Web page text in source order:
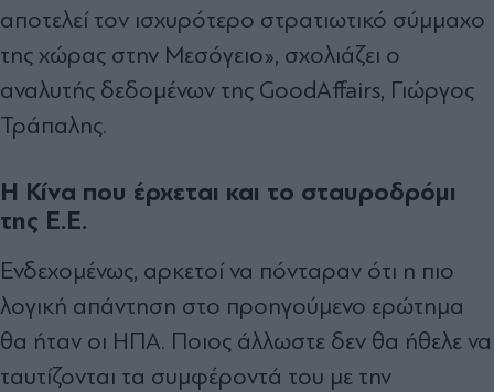
αποτελεί τον ισχυρότερο στρατιωτικό σύμμαχο
της χώρας στην Μεσόγειο», σχολιάζει ο
αναλυτής δεδομένων της GoodAffairs, Γιώργος
Τράπαλης.
Η Κίνα που έρχεται και το σταυροδρόμι
της Ε.Ε.
Ενδεχομένως, αρκετοί να πόνταραν ότι η πιο
λογική απάντηση στο προηγούμενο ερώτημα
θα ήταν οι ΗΠΑ. Ποιος άλλωστε δεν θα ήθελε να
ταυτίζονται τα συμφέροντά του με την